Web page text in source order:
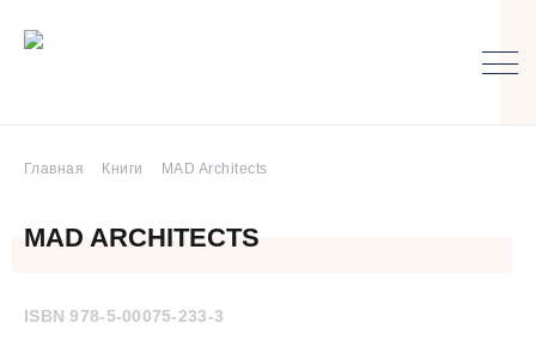
Главная Книги MAD Architects
MAD ARCHITECTS
ISBN 978-5-00075-233-3